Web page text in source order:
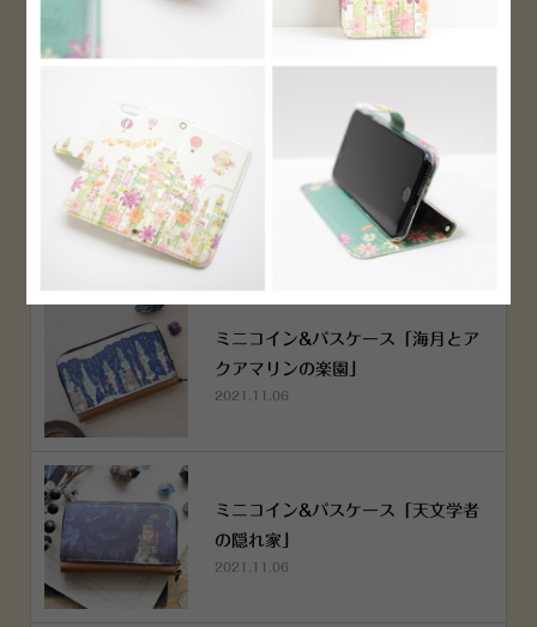
空想街雑貨店《吉祥寺本店》４月２
５日OPEN!
2022.03.29
ミニコイン&パスケース「海月とア
クアマリンの楽園」
2021.11.06
ミニコイン&パスケース「天文学者
の隠れ家」
2021.11.06